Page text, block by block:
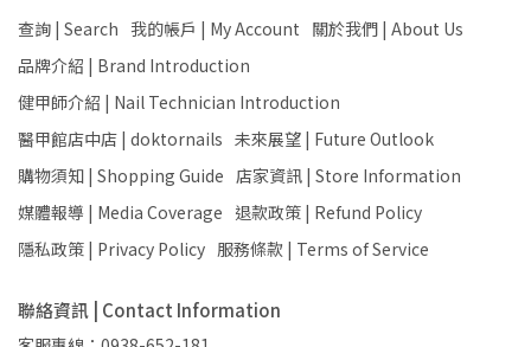
查詢 | Search 我的帳戶 | My Account 關於我們 | About Us
品牌介紹 | Brand Introduction
健甲師介紹 | Nail Technician Introduction
醫甲館店中店 | doktornails 未來展望 | Future Outlook
購物須知 | Shopping Guide 店家資訊 | Store Information
媒體報導 | Media Coverage 退款政策 | Refund Policy
隱私政策 | Privacy Policy 服務條款 | Terms of Service
聯絡資訊 | Contact Information